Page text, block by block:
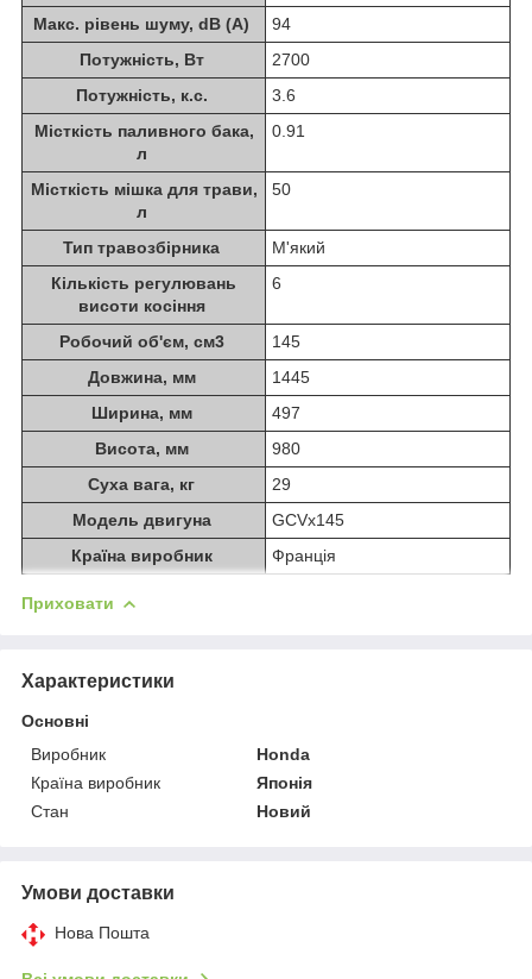
Макс. рівень шуму, dB (A)
94
Потужність, Вт
2700
Потужність, к.с.
3.6
Місткість паливного бака,
л
0.91
Місткість мішка для трави,
л
50
Тип травозбірника
М'який
Кількість регулювань
висоти косіння
6
Робочий об'єм, см3
145
Довжина, мм
1445
Ширина, мм
497
Висота, мм
980
Суха вага, кг
29
Модель двигуна
GCVx145
Країна виробник
Франція
Приховати
Характеристики
Основні
Виробник
Honda
Країна виробник
Японія
Стан
Новий
Умови доставки
Нова Пошта